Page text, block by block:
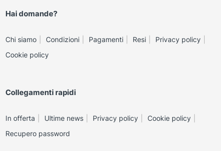
Hai domande?
Chi siamo Condizioni Pagamenti Resi
Privacy policy
Cookie policy
Collegamenti rapidi
In offerta Ultime news Privacy policy
Cookie policy
Recupero password